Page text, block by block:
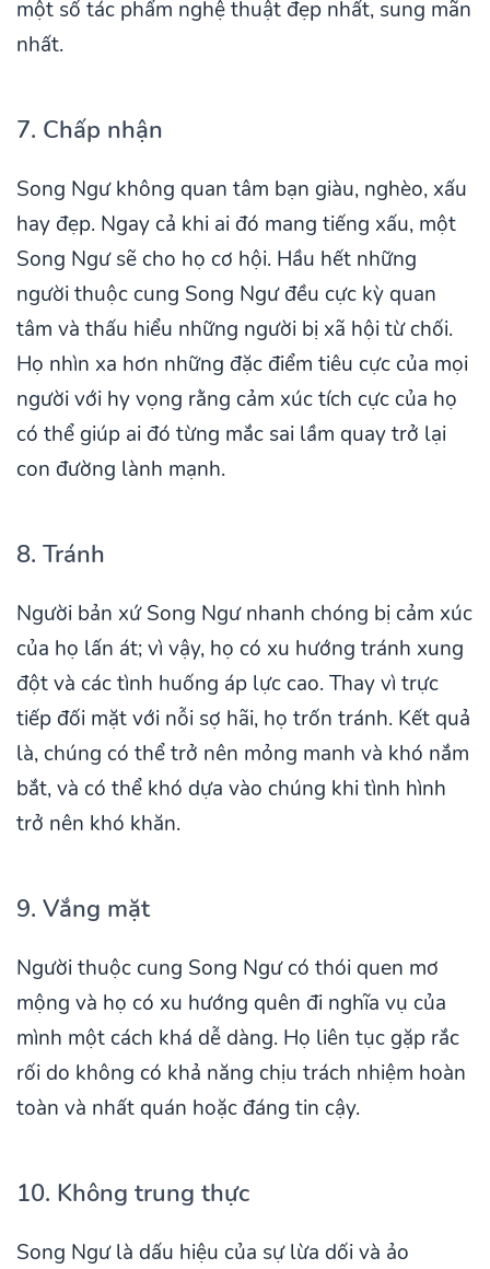
một số tác phẩm nghệ thuật đẹp nhất, sung mãn
nhất.
7. Chấp nhận
Song Ngư không quan tâm bạn giàu, nghèo, xấu
hay đẹp. Ngay cả khi ai đó mang tiếng xấu, một
Song Ngư sẽ cho họ cơ hội. Hầu hết những
người thuộc cung Song Ngư đều cực kỳ quan
tâm và thấu hiểu những người bị xã hội từ chối.
Họ nhìn xa hơn những đặc điểm tiêu cực của mọi
người với hy vọng rằng cảm xúc tích cực của họ
có thể giúp ai đó từng mắc sai lầm quay trở lại
con đường lành mạnh.
8. Tránh
Người bản xứ Song Ngư nhanh chóng bị cảm xúc
của họ lấn át; vì vậy, họ có xu hướng tránh xung
đột và các tình huống áp lực cao. Thay vì trực
tiếp đối mặt với nỗi sợ hãi, họ trốn tránh. Kết quả
là, chúng có thể trở nên mỏng manh và khó nắm
bắt, và có thể khó dựa vào chúng khi tình hình
trở nên khó khăn.
9. Vắng mặt
Người thuộc cung Song Ngư có thói quen mơ
mộng và họ có xu hướng quên đi nghĩa vụ của
mình một cách khá dễ dàng. Họ liên tục gặp rắc
rối do không có khả năng chịu trách nhiệm hoàn
toàn và nhất quán hoặc đáng tin cậy.
10. Không trung thực
Song Ngư là dấu hiệu của sự lừa dối và ảo